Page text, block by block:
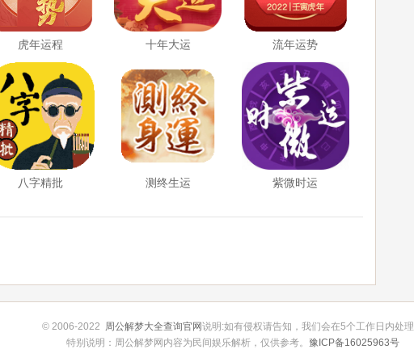
虎年运程 十年大运 流年运势
八字精批 测终生运 紫微时运
© 2006-2022 周公解梦大全查询官网说明:如有侵权请告知，我们会在5个工作日内处
特别说明：周公解梦网内容为民间娱乐解析，仅供参考。 豫ICP备16025963号